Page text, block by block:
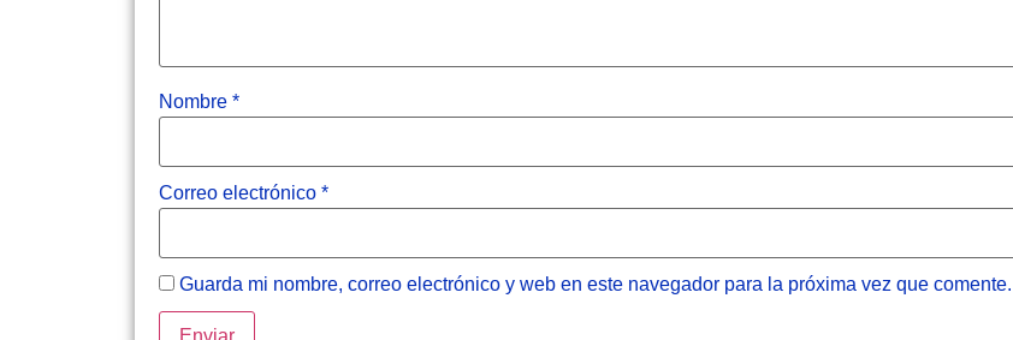
Nombre *
Correo electrónico *
Guarda mi nombre, correo electrónico y web en este navegador para la próxima vez que comente.